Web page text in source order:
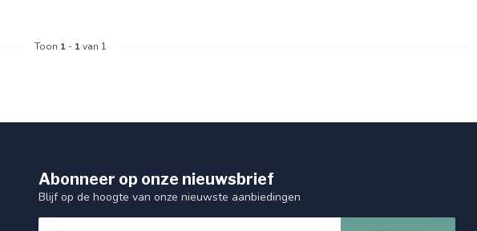
Toon 1 - 1van 1
Abonneer op onze nieuwsbrief
Blijf op de hoogte van onze nieuwste aanbiedingen